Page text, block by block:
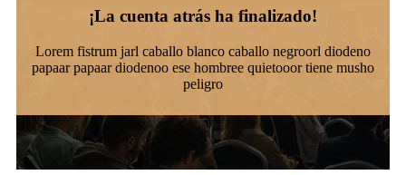
¡La cuenta atrás ha finalizado!
Lorem fistrum jarl caballo blanco caballo negroorl diodeno
papaar papaar diodenoo ese hombree quietooor tiene musho
peligro